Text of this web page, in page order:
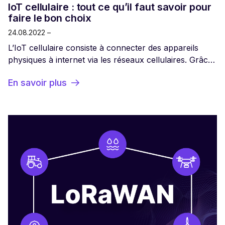
IoT cellulaire : tout ce qu’il faut savoir pour
faire le bon choix
24.08.2022 –
L’IoT cellulaire consiste à connecter des appareils
physiques à internet via les réseaux cellulaires. Grâce
recevoir des informations, et ainsi intégrer l’internet
En savoir plus